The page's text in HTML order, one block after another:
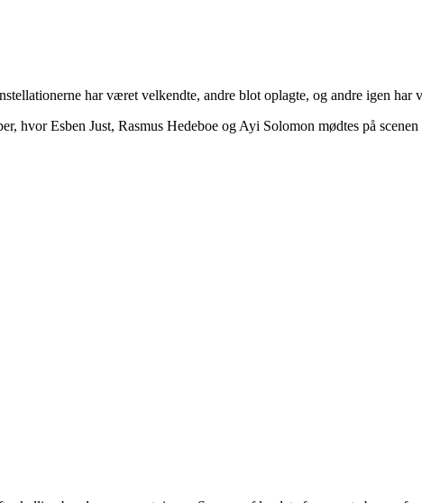
har været velkendte, andre blot oplagte, og andre igen har
hvor Esben Just, Rasmus Hedeboe og Ayi Solomon mødtes på